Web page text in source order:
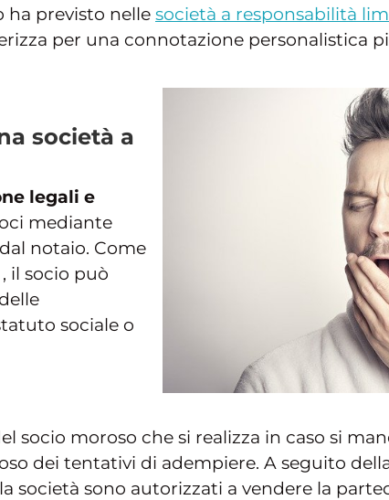
ha previsto nelle società a responsabilità
per una connotazione personalistica
società a
legali e
mediante
notaio. Come
, il socio può
sociale o
socio moroso che si realizza in caso si
dei tentativi di adempiere. A seguito
sono autorizzati a vendere la